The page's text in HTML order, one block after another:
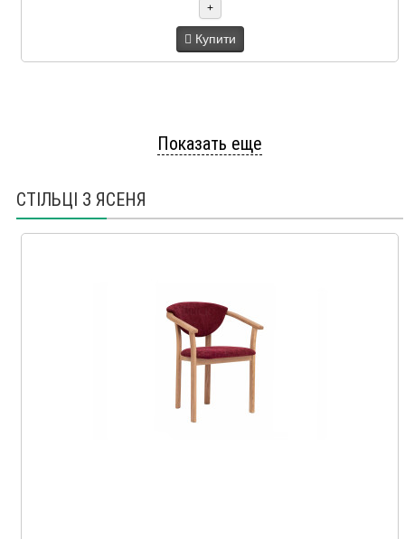
+
Купити
Показать еще
СТІЛЬЦІ З ЯСЕНЯ